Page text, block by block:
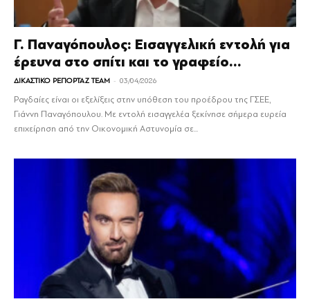
Γ. Παναγόπουλος: Εισαγγελική εντολή για
έρευνα στο σπίτι και το γραφείο...
ΔΙΚΑΣΤΙΚΟ ΡΕΠΟΡΤΑΖ TEAM - 03/04/2026
Ραγδαίες είναι οι εξελίξεις στην υπόθεση του προέδρου της ΓΣΕΕ,
Γιάννη Παναγόπουλου. Με εντολή εισαγγελέα ξεκίνησε σήμερα ευρεία
επιχείρηση από την Οικονομική Αστυνομία σε...